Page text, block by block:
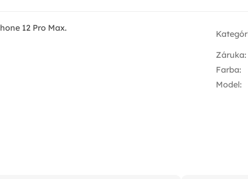
12 Pro Max.
Záruka:
Farba:
Model: